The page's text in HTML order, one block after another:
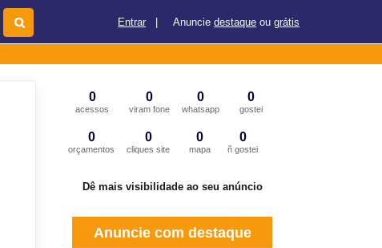
Entrar Anuncie destaque ou grátis
0
acessos
0
viram fone
0
whatsapp
0
gostei
0
orçamentos
0
cliques site
0
mapa
0
ñ gostei
Dê mais visibilidade ao seu anúncio
Anuncie com destaque